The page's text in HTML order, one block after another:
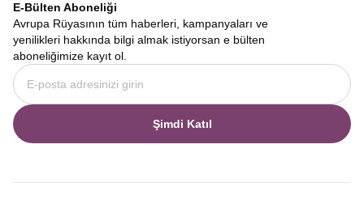
E-Bülten Aboneliği
Avrupa Rüyasının tüm haberleri, kampanyaları ve
yenilikleri hakkında bilgi almak istiyorsan e bülten
aboneliğimize kayıt ol.
Şimdi Katıl